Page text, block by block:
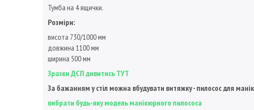
Тумба на 4 ящички.
Розміри:
висота 730/1000 мм
довжина 1100 мм
ширина 500 мм
Зразки ДСП дивитись ТУТ
За бажанням у стіл можна вбудувати витяжку - пилосос для
вибрати будь-яку модель манікюрного пилососа